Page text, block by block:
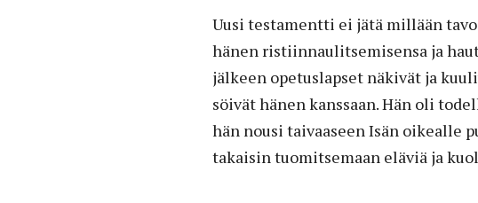
Uusi testamentti ei jätä millään
hänen ristiinnaulitsemisensa ja
jälkeen opetuslapset näkivät ja
söivät hänen kanssaan. Hän oli
hän nousi taivaaseen Isän oikealle
takaisin tuomitsemaan eläviä ja